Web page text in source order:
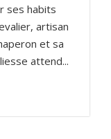
ses habits
artisan
et sa
attend...